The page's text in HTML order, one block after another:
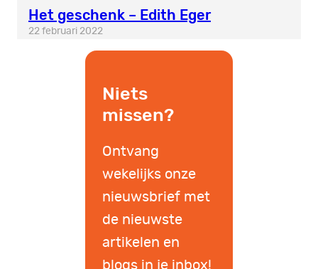
Het geschenk – Edith Eger
22 februari 2022
Niets
missen?
Ontvang
wekelijks onze
nieuwsbrief met
de nieuwste
artikelen en
blogs in je inbox!